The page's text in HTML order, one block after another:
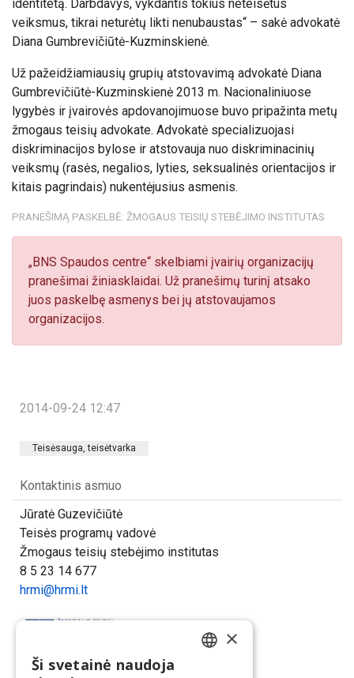
identitetą. Darbdavys, vykdantis tokius neteisėtus
veiksmus, tikrai neturėtų likti nenubaustas“ – sakė advokatė
Diana Gumbrevičiūtė-Kuzminskienė.
Už pažeidžiamiausių grupių atstovavimą advokatė Diana
Gumbrevičiūtė-Kuzminskienė 2013 m. Nacionaliniuose
lygybės ir įvairovės apdovanojimuose buvo pripažinta metų
žmogaus teisių advokate. Advokatė specializuojasi
diskriminacijos bylose ir atstovauja nuo diskriminacinių
veiksmų (rasės, negalios, lyties, seksualinės orientacijos ir
kitais pagrindais) nukentėjusius asmenis.
PRANEŠIMĄ PASKELBĖ: ŽMOGAUS TEISIŲ STEBĖJIMO INSTITUTAS
„BNS Spaudos centre“ skelbiami įvairių organizacijų
pranešimai žiniasklaidai. Už pranešimų turinį atsako
juos paskelbę asmenys bei jų atstovaujamos
organizacijos.
2014-09-24 12:47
Teisėsauga, teisėtvarka
Kontaktinis asmuo
Jūratė Guzevičiūtė
Teisės programų vadovė
Žmogaus teisių stebėjimo institutas
8 5 23 14 677
hrmi@hrmi.lt
Dalintis
×
Ši svetainė naudoja